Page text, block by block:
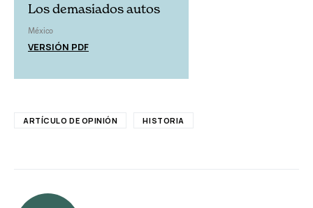
Los demasiados autos
México
VERSIÓN PDF
ARTÍCULO DE OPINIÓN HISTORIA